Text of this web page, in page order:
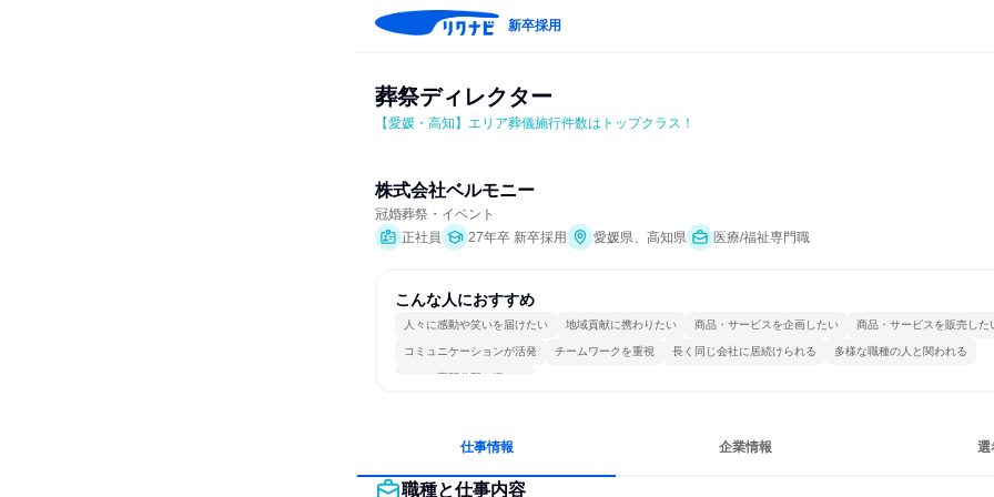
新卒採用
葬祭ディレクター
【愛媛・高知】エリア葬儀施行件数はトップクラス！
株式会社ベルモニー
冠婚葬祭・イベント
正社員
27年卒 新卒採用 愛媛県、高知県 医療/福祉専門職
こんな人におすすめ
人々に感動や笑いを届けたい 地域貢献に携わりたい 商品・サービスを企画したい 商品・サービスを販売した
コミュニケーションが活発 チームワークを重視 長く同じ会社に居続けられる 多様な職種の人と関われる
一つの専門分野を極める
仕事情報 企業情報 選
職種と仕事内容